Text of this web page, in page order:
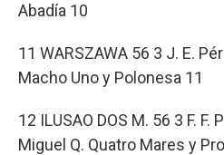
Abadía 10
11 WARSZAWA 56 3 J. E.
Macho Uno y Polonesa 11
12 ILUSAO DOS M. 56 3 F. F.
Miguel Q. Quatro Mares y